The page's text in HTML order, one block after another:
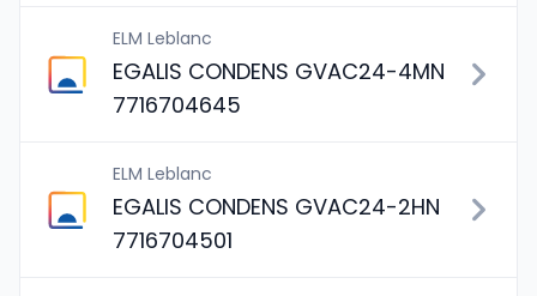
ELM Leblanc
EGALIS CONDENS GVAC24-4MN
7716704645
ELM Leblanc
EGALIS CONDENS GVAC24-2HN
7716704501